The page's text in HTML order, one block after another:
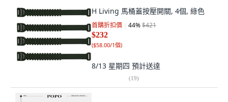
H Living 馬桶蓋按壓開關, 4個, 綠色
首購折扣價 44%$421
$232
($58.00/1個)
8/13 星期四 預計送達
(19)